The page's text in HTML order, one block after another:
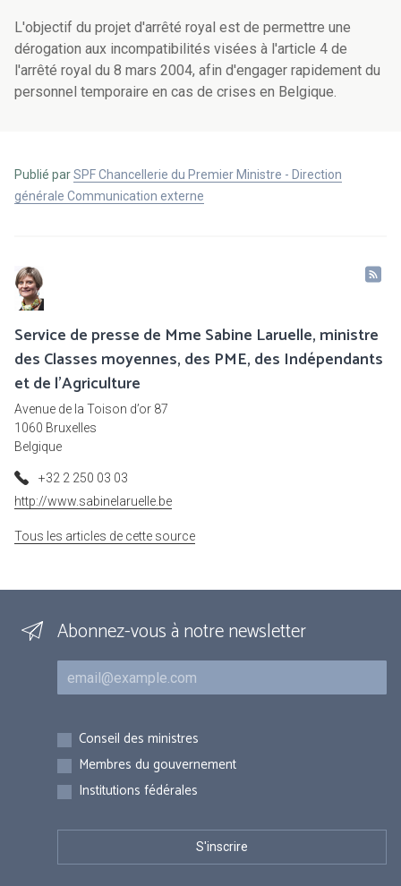
L'objectif du projet d'arrêté royal est de permettre une
dérogation aux incompatibilités visées à l'article 4 de
l'arrêté royal du 8 mars 2004, afin d'engager rapidement du
personnel temporaire en cas de crises en Belgique.
Publié parSPF Chancellerie du Premier Ministre - Direction
générale Communication externe
Service de presse de Mme Sabine Laruelle, ministre
des Classes moyennes, des PME, des Indépendants
et de l'Agriculture
Avenue de la Toison d’or 87
1060 Bruxelles
Belgique
+32 2 250 03 03
http://www.sabinelaruelle.be
Tous les articles de cette source
Abonnez-vous à notre newsletter
Courriel
Inscriptions
Conseil des ministres
Membres du gouvernement
Institutions fédérales